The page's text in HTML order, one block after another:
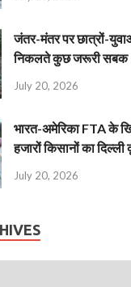
जंतर-मंतर पर छात्रों-
निकलते कुछ जरूरी सबक
July 20, 2026
भारत-अमेरिका FTA के
हजारों किसानों का
July 20, 2026